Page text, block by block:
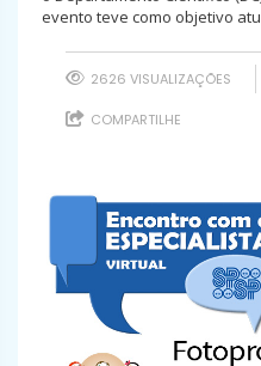
evento teve como objetivo
2626 VISUALIZAÇÕES
COMPARTILHE